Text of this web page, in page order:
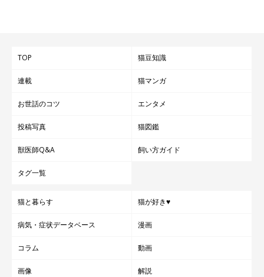
TOP 猫豆知識
連載 猫マンガ
お世話のコツ エンタメ
投稿写真 猫図鑑
獣医師Q&A 飼い方ガイド
タグ一覧
猫と暮らす 猫が好き♥
病気・症状データベース 漫画
コラム 動画
画像 解説